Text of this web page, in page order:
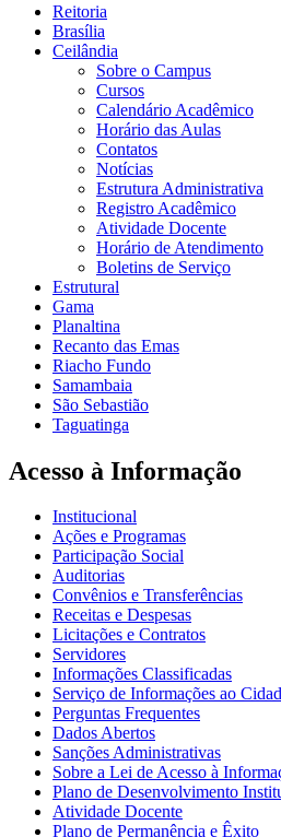
Reitoria
Brasília
Ceilândia
Sobre o Campus
Cursos
Calendário Acadêmico
Horário das Aulas
Contatos
Notícias
Estrutura Administrativa
Registro Acadêmico
Atividade Docente
Horário de Atendimento
Boletins de Serviço
Estrutural
Gama
Planaltina
Recanto das Emas
Riacho Fundo
Samambaia
São Sebastião
Taguatinga
Acesso à Informação
Institucional
Ações e Programas
Participação Social
Auditorias
Convênios e Transferências
Receitas e Despesas
Licitações e Contratos
Servidores
Informações Classificadas
Serviço de Informações ao
Perguntas Frequentes
Dados Abertos
Sanções Administrativas
Sobre a Lei de Acesso à
Plano de Desenvolvimento
Atividade Docente
Plano de Permanência e Êxito